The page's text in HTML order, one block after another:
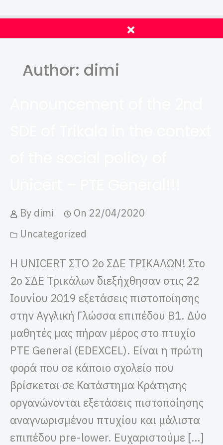
Author: dimi
By dimi On 22/04/2020
Uncategorized
Η UNICERT ΣΤΟ 2ο ΣΔΕ ΤΡΙΚΑΛΩΝ! Στο
2ο ΣΔΕ Τρικάλων διεξήχθησαν στις 22
Ιουνίου 2019 εξετάσεις πιστοποίησης
στην Αγγλική Γλώσσα επιπέδου Β1. Δύο
μαθητές μας πήραν μέρος στο πτυχίο
PTE General (EDEXCEL). Είναι η πρώτη
φορά που σε κάποιο σχολείο που
βρίσκεται σε Κατάστημα Κράτησης
οργανώνονται εξετάσεις πιστοποίησης
αναγνωρισμένου πτυχίου και μάλιστα
επιπέδου pre-lower. Ευχαριστούμε […]